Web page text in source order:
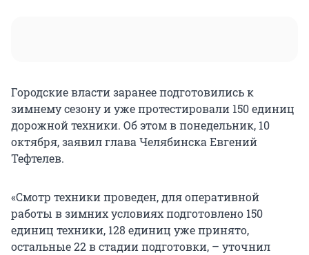
Городские власти заранее подготовились к
зимнему сезону и уже протестировали 150 единиц
дорожной техники. Об этом в понедельник, 10
октября, заявил глава Челябинска Евгений
Тефтелев.
«Смотр техники проведен, для оперативной
работы в зимних условиях подготовлено 150
единиц техники, 128 единиц уже принято,
остальные 22 в стадии подготовки, – уточнил